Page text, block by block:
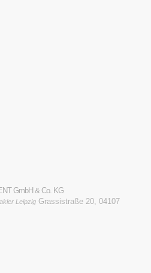
GmbH & Co. KG
LeipzigGrassistraße 20, 04107